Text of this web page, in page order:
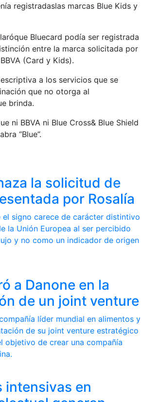
registradaslas marcas Blue Kids y
Bluecard podía ser registrada
entre la marca solicitada por
(Card y Kids).
a los servicios que se
que no otorga al
brinda.
ni BBVA ni Blue Cross& Blue Shield
“Blue”.
la solicitud de
por Rosalía
el signo carece de carácter distintivo
la Unión Europea al ser percibido
y no como un indicador de origen
a Danone en la
de un joint venture
líder mundial en alimentos y
de su joint venture estratégico
objetivo de crear una compañía
intensivas en